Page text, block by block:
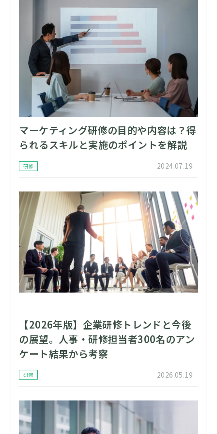
マーケティング研修の目的や内容は？得
られるスキルと実施のポイントを解説
2024.07.19
研修
【2026年版】企業研修トレンドと今後
の展望。人事・研修担当者300名のアン
ケート結果から考察
2026.05.19
研修